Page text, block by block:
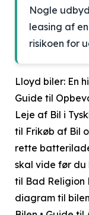
Nogle
leasing af
risikoen for
Lloyd biler: En
Guide til
Leje af Bil i
til Frikøb af Bil
rette
skal vide før du
til Bad Religion
diagram til bilen